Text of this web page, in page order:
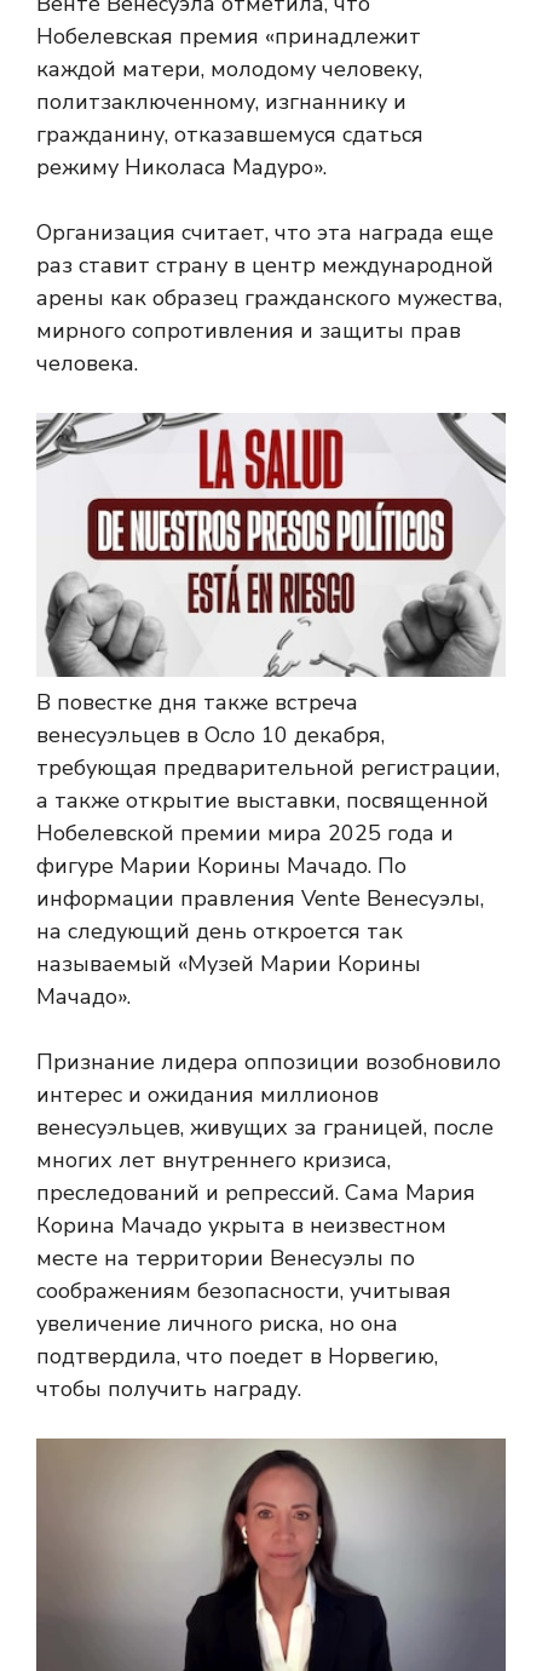
Нобелевская премия «принадлежит
каждой матери, молодому человеку,
политзаключенному, изгнаннику и
гражданину, отказавшемуся сдаться
режиму Николаса Мадуро».
Организация считает, что эта награда еще
раз ставит страну в центр международной
арены как образец гражданского мужества,
мирного сопротивления и защиты прав
человека.
В повестке дня также встреча
венесуэльцев в Осло 10 декабря,
требующая предварительной регистрации,
а также открытие выставки, посвященной
Нобелевской премии мира 2025 года и
фигуре Марии Корины Мачадо. По
информации правления Vente Венесуэлы,
на следующий день откроется так
называемый «Музей Марии Корины
Мачадо».
Признание лидера оппозиции возобновило
интерес и ожидания миллионов
венесуэльцев, живущих за границей, после
многих лет внутреннего кризиса,
преследований и репрессий. Сама Мария
Корина Мачадо укрыта в неизвестном
месте на территории Венесуэлы по
соображениям безопасности, учитывая
увеличение личного риска, но она
подтвердила, что поедет в Норвегию,
чтобы получить награду.